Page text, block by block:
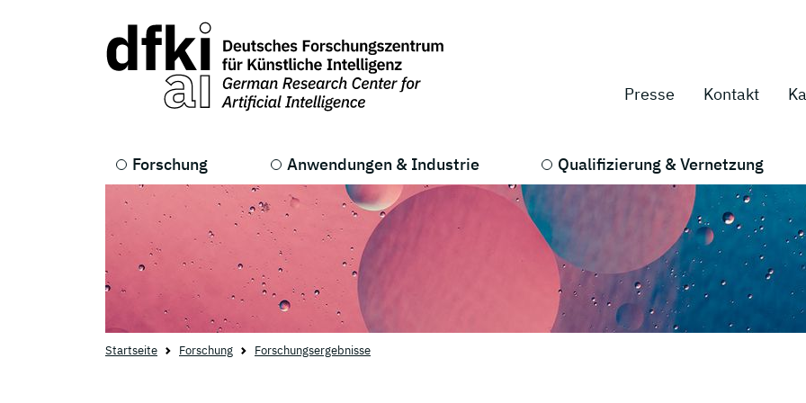
Presse Kontakt
Forschung Anwendungen & Industrie Qualifizierung & Vernetzung
Startseite Forschung Forschungsergebnisse